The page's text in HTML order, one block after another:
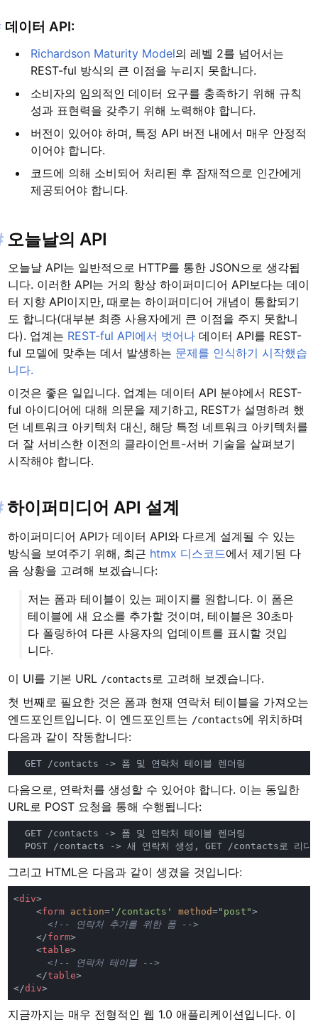
데이터 API:
Richardson Maturity Model의 레벨 2를 넘어서는
REST-ful 방식의 큰 이점을 누리지 못합니다.
소비자의 임의적인 데이터 요구를 충족하기 위해 규칙
성과 표현력을 갖추기 위해 노력해야 합니다.
버전이 있어야 하며, 특정 API 버전 내에서 매우 안정적
이어야 합니다.
코드에 의해 소비되어 처리된 후 잠재적으로 인간에게
제공되어야 합니다.
오늘날의 API
오늘날 API는 일반적으로 HTTP를 통한 JSON으로 생각됩
니다. 이러한 API는 거의 항상 하이퍼미디어 API보다는 데이
터 지향 API이지만, 때로는 하이퍼미디어 개념이 통합되기
도 합니다(대부분 최종 사용자에게 큰 이점을 주지 못합니
다). 업계는 REST-ful API에서 벗어나 데이터 API를 REST-
ful 모델에 맞추는 데서 발생하는 문제를 인식하기 시작했습
니다.
이것은 좋은 일입니다. 업계는 데이터 API 분야에서 REST-
ful 아이디어에 대해 의문을 제기하고, REST가 설명하려 했
던 네트워크 아키텍처 대신, 해당 특정 네트워크 아키텍처를
더 잘 서비스한 이전의 클라이언트-서버 기술을 살펴보기
시작해야 합니다.
하이퍼미디어 API 설계
하이퍼미디어 API가 데이터 API와 다르게 설계될 수 있는
방식을 보여주기 위해, 최근 htmx 디스코드에서 제기된 다
음 상황을 고려해 보겠습니다:
저는 폼과 테이블이 있는 페이지를 원합니다. 이 폼은
테이블에 새 요소를 추가할 것이며, 테이블은 30초마
다 폴링하여 다른 사용자의 업데이트를 표시할 것입
니다.
이 UI를 기본 URL /contacts 로 고려해 보겠습니다.
첫 번째로 필요한 것은 폼과 현재 연락처 테이블을 가져오는
엔드포인트입니다. 이 엔드포인트는 /contacts에 위치하며
다음과 같이 작동합니다:
다음으로, 연락처를 생성할 수 있어야 합니다. 이는 동일한
URL로 POST 요청을 통해 수행됩니다:
그리고 HTML은 다음과 같이 생겼을 것입니다:
<div
    <
form action= '/contacts' method="post"
    </
form
    <
table
    </
table
</div
지금까지는 매우 전형적인 웹 1.0 애플리케이션입니다. 이